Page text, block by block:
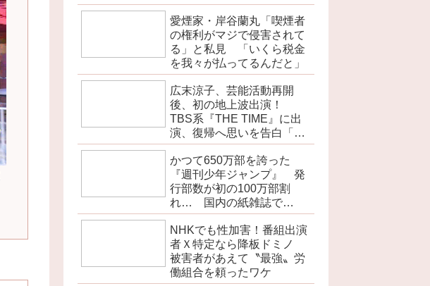
で法律を改正しないの？」
愛煙家・岸谷蘭丸「喫煙者
の権利がマジで侵害されて
る」と私見 「いくら税金
を我々が払ってるんだと」
広末涼子、芸能活動再開
後、初の地上波出演！
TBS系『THE TIME』に出
演、復帰へ思いを告白「自
分の弱い部分だったり…」
かつて650万部を誇った
『週刊少年ジャンプ』 発
行部数が初の100万部割
れ… 国内の紙雑誌で
「100万部超」ゼロに
NHKでも性加害！番組出演
者Ｘ特定なら降板ドミノ
被害者があえて〝最強〟労
働組合を頼ったワケ